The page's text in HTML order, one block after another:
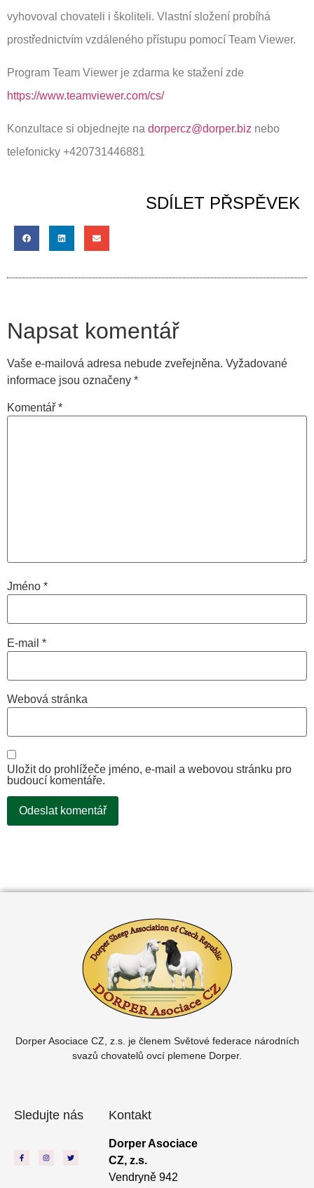
vyhovoval chovateli i školiteli. Vlastní složení probíhá
prostřednictvím vzdáleného přístupu pomocí Team Viewer.
Program Team Viewer je zdarma ke stažení zde
https://www.teamviewer.com/cs/
Konzultace si objednejte na dorpercz@dorper.biz nebo
telefonicky +420731446881
SDÍLET PŘSPĚVEK
Napsat komentář
Vaše e-mailová adresa nebude zveřejněna. Vyžadované
informace jsou označeny *
Komentář *
Jméno *
E-mail *
Webová stránka
Uložit do prohlížeče jméno, e-mail a webovou stránku pro
budoucí komentáře.
Dorper Asociace CZ, z.s. je členem Světové federace národních
svazů chovatelů ovcí plemene Dorper.
Sledujte nás Kontakt
Dorper Asociace
CZ, z.s.
Vendryně 942